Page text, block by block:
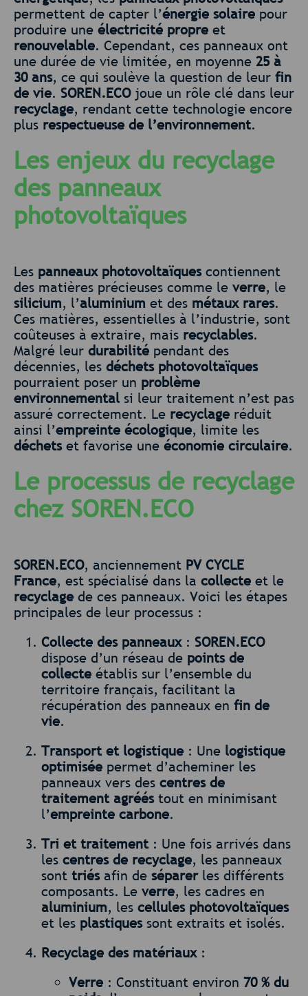
permettent de capter l’énergie solaire pour
produire une électricité propre et
renouvelable. Cependant, ces panneaux ont
une durée de vie limitée, en moyenne 25 à
30 ans, ce qui soulève la question de leur fin
de vie. SOREN.ECOjoue un rôle clé dans leur
recyclage, rendant cette technologie encore
plus respectueuse de l’environnement.
Les enjeux du recyclage
des panneaux
photovoltaïques
Les panneaux photovoltaïquescontiennent
des matières précieuses comme le verre, le
silicium, l’aluminium et des métaux rares.
Ces matières, essentielles à l’industrie, sont
coûteuses à extraire, mais recyclables.
Malgré leur durabilité pendant des
décennies, les déchets photovoltaïques
pourraient poser un problème
environnemental si leur traitement n’est pas
assuré correctement. Le recyclage réduit
ainsi l’empreinte écologique, limite les
déchetset favorise une économie circulaire.
Le processus de recyclage
chez SOREN.ECO
SOREN.ECO, anciennement PV CYCLE
France, est spécialisé dans la collecte et le
recyclage de ces panneaux. Voici les étapes
principales de leur processus :
Collecte des panneaux: SOREN.ECO
dispose d’un réseau de points de
collecte établis sur l’ensemble du
territoire français, facilitant la
récupération des panneaux en fin de
vie.
Transport et logistique : Une logistique
optimisée permet d’acheminer les
panneaux vers des centres de
traitement agrééstout en minimisant
l’empreinte carbone.
Tri et traitement: Une fois arrivés dans
les centres de recyclage, les panneaux
sont triésafin de séparerles différents
composants. Le verre, les cadres en
aluminium, les cellules photovoltaïques
et les plastiquessont extraits et isolés.
Recyclage des matériaux:
Verre : Constituant environ 70 % du